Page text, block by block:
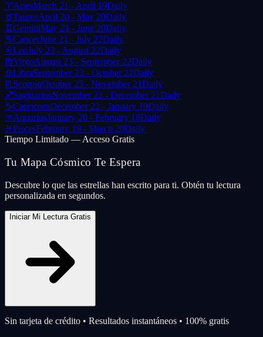
♈AriesMarch 21 - April 19Daily
♉TaurusApril 20 - May 20Daily
♊GeminiMay 21 - June 20Daily
♋CancerJune 21 - July 22Daily
♌LeoJuly 23 - August 22Daily
♍VirgoAugust 23 - September 22Daily
♎LibraSeptember 23 - October 22Daily
♏ ScorpioOctober 23 - November 21Daily
♐SagittariusNovember 22 - December 21Daily
♑CapricornDecember 22 - January 19Daily
♒AquariusJanuary 20 - February 18Daily
♓PiscesFebruary 19 - March 20Daily
Tiempo Limitado — Acceso Gratis
Tu Mapa Cósmico Te Espera
Descubre lo que las estrellas han escrito para ti. Obtén tu lectura
personalizada en segundos.
Iniciar Mi Lectura Gratis
Sin tarjeta de crédito • Resultados instantáneos • 100% gratis